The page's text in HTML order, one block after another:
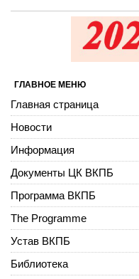
ГЛАВНОЕ МЕНЮ
Главная страница
Новости
Информация
Документы ЦК ВКПБ
Программа ВКПБ
The Programme
Устав ВКПБ
Библиотека